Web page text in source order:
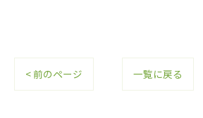
< 前のページ 一覧に戻る